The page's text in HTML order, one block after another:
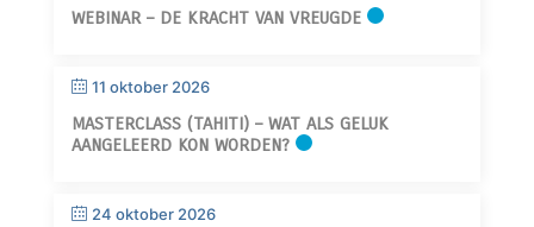
WEBINAR – DE KRACHT VAN VREUGDE
11 oktober 2026
MASTERCLASS (TAHITI) – WAT ALS GELUK
AANGELEERD KON WORDEN?
24 oktober 2026